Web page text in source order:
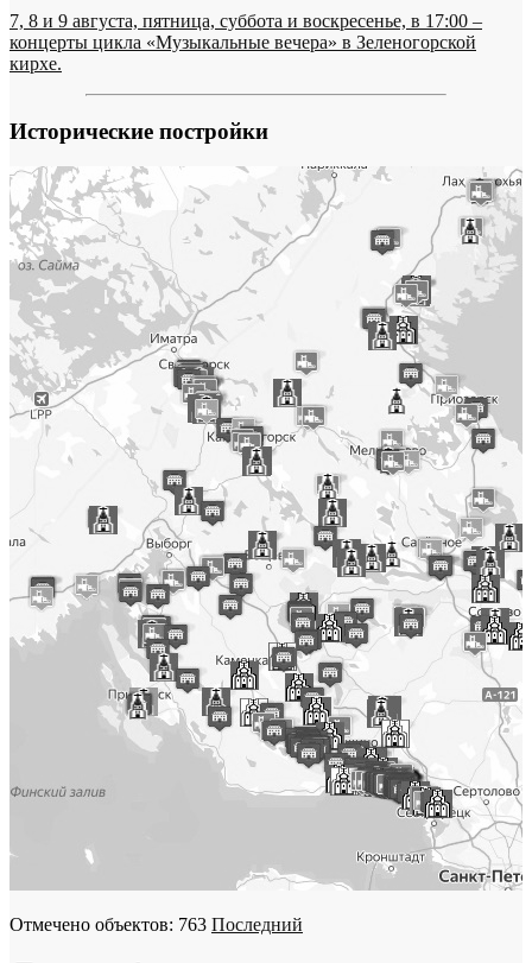
7, 8 и 9 августа, пятница, суббота и воскресенье, в 17:00 –
концерты цикла «Музыкальные вечера» в Зеленогорской
кирхе.
Исторические постройки
Отмечено объектов: 763 Последний